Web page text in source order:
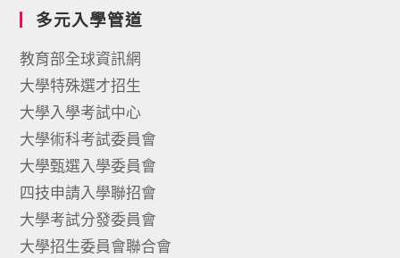
多元入學管道
教育部全球資訊網
大學特殊選才招生
大學入學考試中心
大學術科考試委員會
大學甄選入學委員會
四技申請入學聯招會
大學考試分發委員會
大學招生委員會聯合會